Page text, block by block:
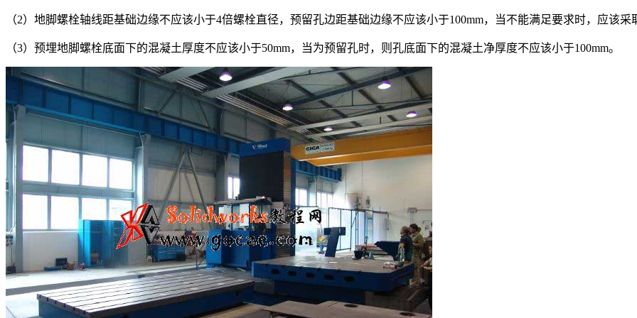
（2）地脚螺栓轴线距基础边缘不应该小于4倍螺栓直径，预留孔边距基础边缘不应该小于100mm，当不能满足要求时，应该采
（3）预埋地脚螺栓底面下的混凝土厚度不应该小于50mm，当为预留孔时，则孔底面下的混凝土净厚度不应该小于100mm。